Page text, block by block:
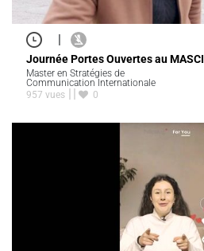
|
Journée Portes Ouvertes au MASCI
Master en Stratégies de
Communication Internationale
957 vues
0